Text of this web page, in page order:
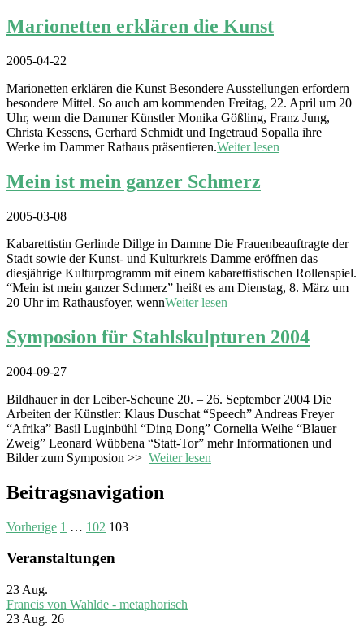
Marionetten erklären die Kunst
2005-04-22
Marionetten erklären die Kunst Besondere Ausstellungen erfordern
besondere Mittel. So auch am kommenden Freitag, 22. April um 20
Uhr, wenn die Dammer Künstler Monika Gößling, Franz Jung,
Christa Kessens, Gerhard Schmidt und Ingetraud Sopalla ihre
Werke im Dammer Rathaus präsentieren.Weiter lesen
Mein ist mein ganzer Schmerz
2005-03-08
Kabarettistin Gerlinde Dillge in Damme Die Frauenbeauftragte der
Stadt sowie der Kunst- und Kulturkreis Damme eröffnen das
diesjährige Kulturprogramm mit einem kabarettistischen Rollenspiel.
“Mein ist mein ganzer Schmerz” heißt es am Dienstag, 8. März um
20 Uhr im Rathausfoyer, wennWeiter lesen
Symposion für Stahlskulpturen 2004
2004-09-27
Bildhauer in der Leiber-Scheune 20. – 26. September 2004 Die
Arbeiten der Künstler: Klaus Duschat “Speech” Andreas Freyer
“Afrika” Basil Luginbühl “Ding Dong” Cornelia Weihe “Blauer
Zweig” Leonard Wübbena “Statt-Tor” mehr Informationen und
Bilder zum Symposion >> Weiter lesen
Beitragsnavigation
Vorherige 1 … 102 103
Veranstaltungen
23 Aug.
Francis von Wahlde - metaphorisch
23 Aug. 26